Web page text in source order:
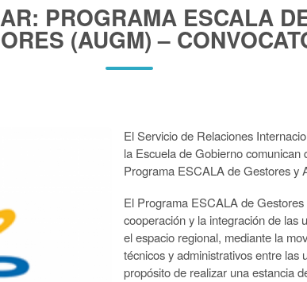
PROGRAMA ESCALA
(AUGM) –
El Servicio de Relaciones
la Escuela de Gobierno
Programa ESCALA de Gestores y
El Programa ESCALA de
cooperación y la integración de las
el espacio regional, mediante la
técnicos y administrativos entre las
propósito de realizar una estancia